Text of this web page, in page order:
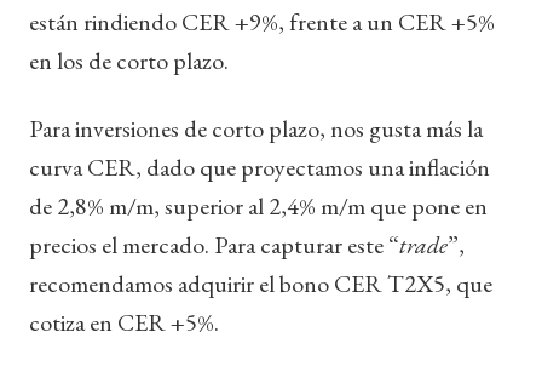
están rindiendo CER +9%, frente a un CER +5%
en los de corto plazo.
Para inversiones de corto plazo, nos gusta más la
curva CER, dado que proyectamos una inflación
de 2,8% m/m, superior al 2,4% m/m que pone en
precios el mercado. Para capturar este “trade”,
recomendamos adquirir el bono CER T2X5, que
cotiza en CER +5%.